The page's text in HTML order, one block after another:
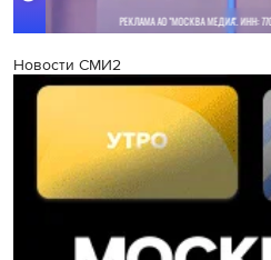
Новости СМИ2